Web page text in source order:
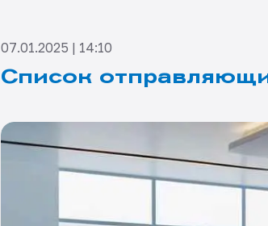
07.01.2025 | 14:10
Список